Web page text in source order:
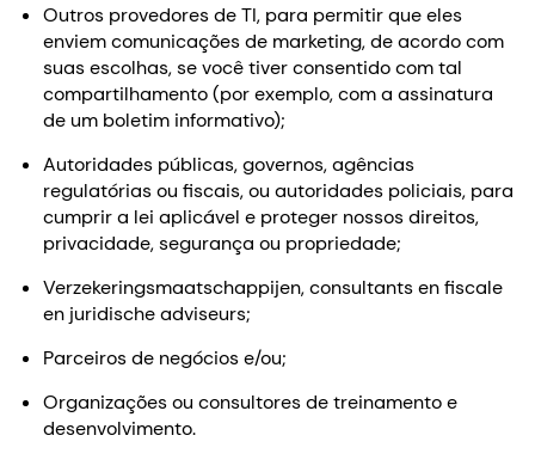
Outros provedores de TI, para permitir que eles
enviem comunicações de marketing, de acordo com
suas escolhas, se você tiver consentido com tal
compartilhamento (por exemplo, com a assinatura
de um boletim informativo);
Autoridades públicas, governos, agências
regulatórias ou fiscais, ou autoridades policiais, para
cumprir a lei aplicável e proteger nossos direitos,
privacidade, segurança ou propriedade;
Verzekeringsmaatschappijen, consultants en fiscale
en juridische adviseurs;
Parceiros de negócios e/ou;
Organizações ou consultores de treinamento e
desenvolvimento.